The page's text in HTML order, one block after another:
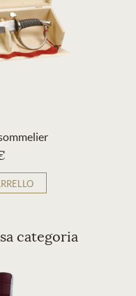
categoria